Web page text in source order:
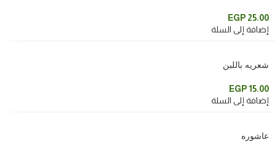
EGP 25.00
إضافة إلى السلة
شعريه باللبن
EGP15.00
إضافة إلى السلة
عاشوره